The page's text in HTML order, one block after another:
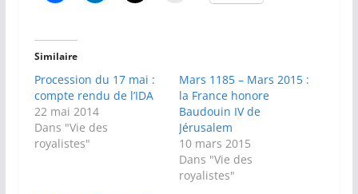
Similaire
Procession du 17 mai :
compte rendu de l’IDA
22 mai 2014
Dans "Vie des
royalistes"
Mars 1185 – Mars 2015 :
la France honore
Baudouin IV de
Jérusalem
10 mars 2015
Dans "Vie des
royalistes"